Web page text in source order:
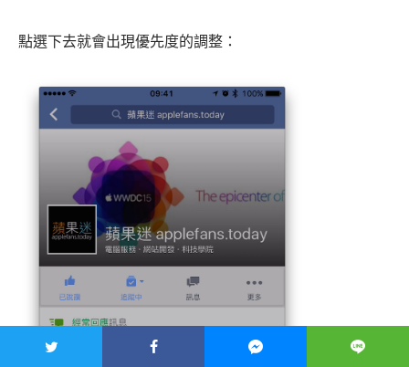
點選下去就會出現優先度的調整：